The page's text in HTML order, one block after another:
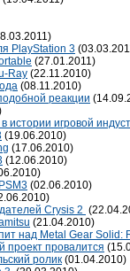
PlayStation 3
(27.01.2011)
Ray (22.11.2010)
(08.11.2010)
реакции
истории игровой
(19.06.2010)
(17.06.2010)
(12.06.2010)
(02.06.2010)
Crysis 2
(21.04.2010)
над Metal Gear Solid:
проект провалится
ролик (01.04.2010)